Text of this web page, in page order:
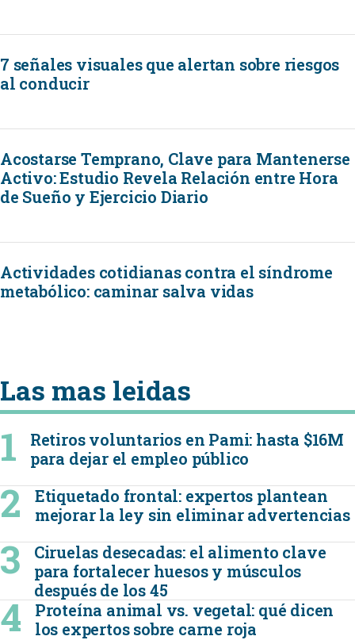
7 señales visuales que alertan sobre riesgos
al conducir
Acostarse Temprano, Clave para Mantenerse
Activo: Estudio Revela Relación entre Hora
de Sueño y Ejercicio Diario
Actividades cotidianas contra el síndrome
metabólico: caminar salva vidas
Las mas leidas
Retiros voluntarios en Pami: hasta $16M
para dejar el empleo público
Etiquetado frontal: expertos plantean
mejorar la ley sin eliminar advertencias
Ciruelas desecadas: el alimento clave
para fortalecer huesos y músculos
después de los 45
Proteína animal vs. vegetal: qué dicen
los expertos sobre carne roja